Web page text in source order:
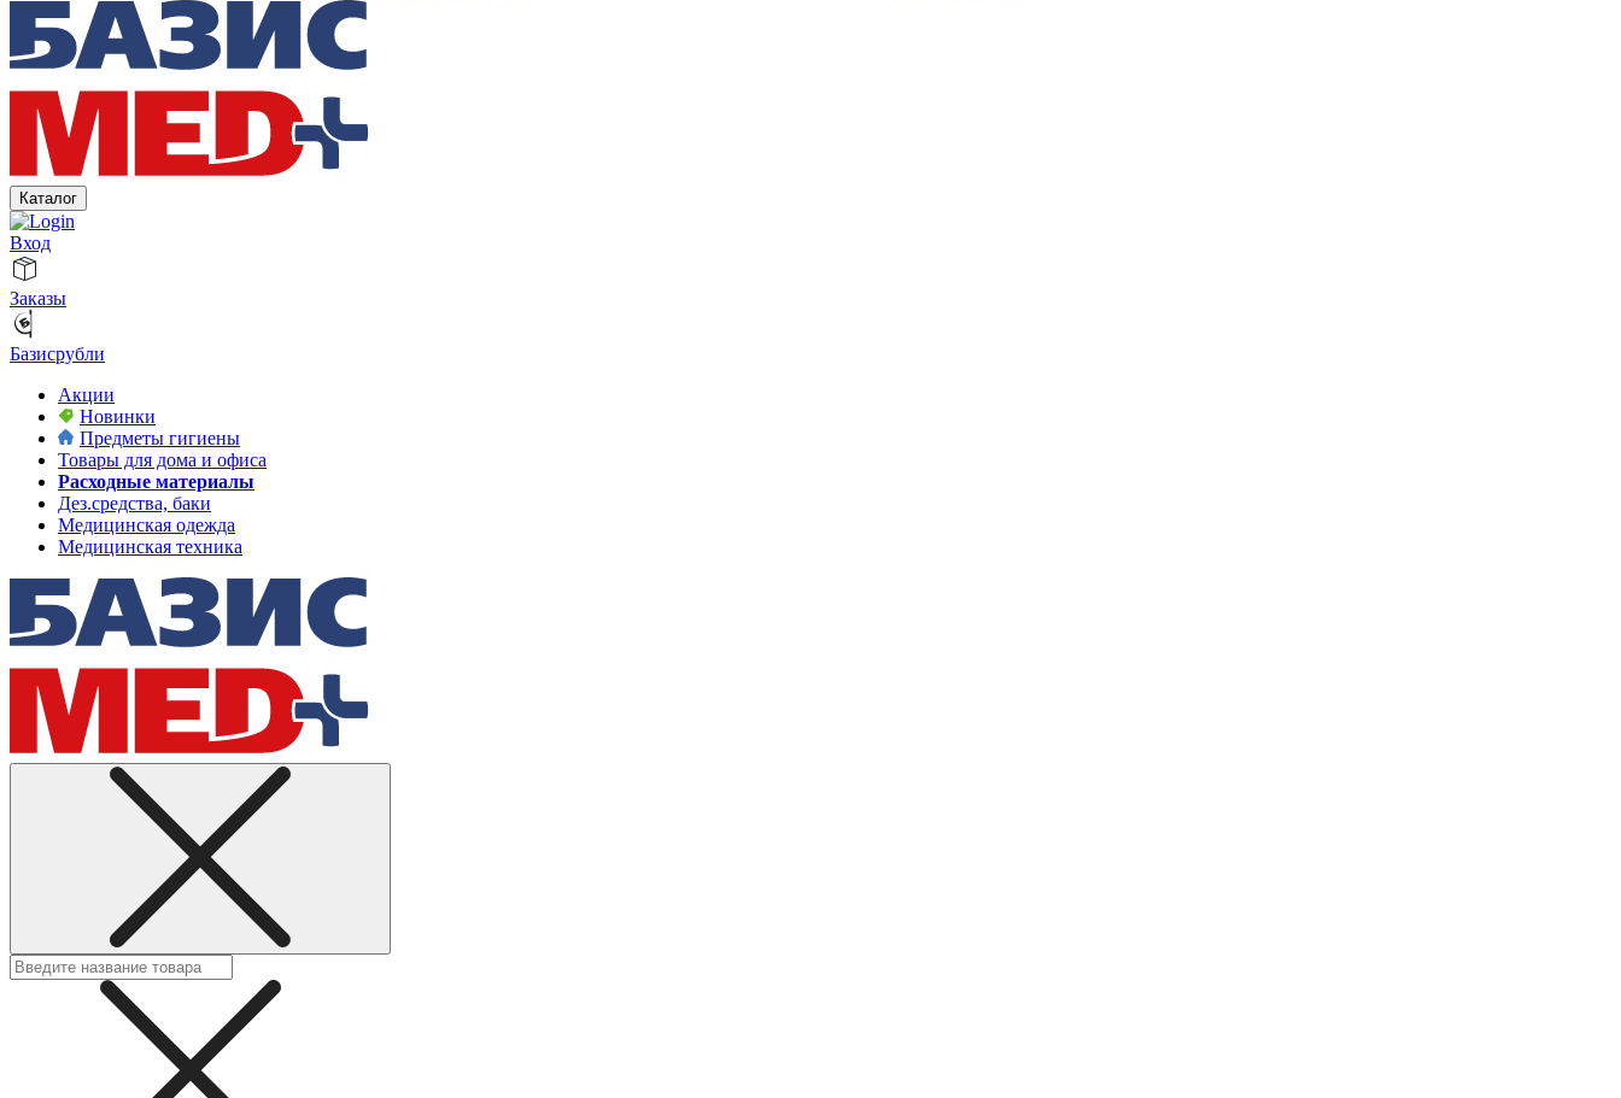
Каталог
Вход
Заказы
Базисрубли
Акции
Новинки
Предметы гигиены
Товары для дома и офиса
Расходные материалы
Дез.средства, баки
Медицинская одежда
Медицинская техника